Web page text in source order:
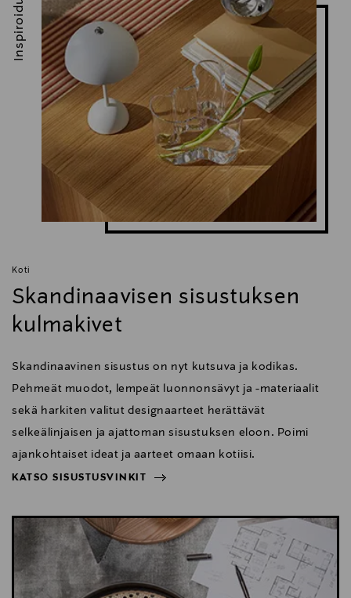
Koti
Skandinaavisen sisustuksen
kulmakivet
Skandinaavinen sisustus on nyt kutsuva ja kodikas.
Pehmeät muodot, lempeät luonnonsävyt ja -materiaalit
sekä harkiten valitut designaarteet herättävät
selkeälinjaisen ja ajattoman sisustuksen eloon. Poimi
ajankohtaiset ideat ja aarteet omaan kotiisi.
KATSO SISUSTUSVINKIT
Inspiroidu
KATSO SISUSTUSVINKIT